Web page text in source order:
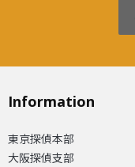
Information
東京探偵本部
大阪探偵支部